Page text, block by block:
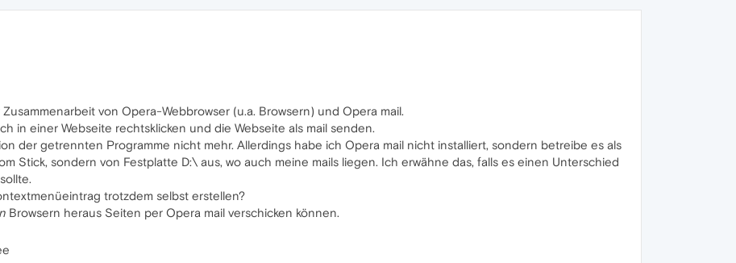
von Opera-Webbrowser (u.a. Browsern) und Opera mail.
in einer Webseite rechtsklicken und die Webseite als mail senden.
der getrennten Programme nicht mehr. Allerdings habe ich Opera mail nicht installiert, sondern betreibe es als
Stick, sondern von Festplatte D:\ aus, wo auch meine mails liegen. Ich erwähne das, falls es einen Unterschied
trotzdem selbst erstellen?
Browsern heraus Seiten per Opera mail verschicken können.